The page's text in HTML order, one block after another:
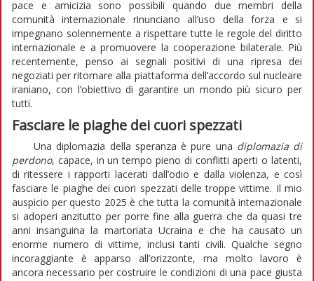
pace e amicizia sono possibili quando due membri della
comunità internazionale rinunciano all’uso della forza e si
impegnano solennemente a rispettare tutte le regole del diritto
internazionale e a promuovere la cooperazione bilaterale. Più
recentemente, penso ai segnali positivi di una ripresa dei
negoziati per ritornare alla piattaforma dell’accordo sul nucleare
iraniano, con l’obiettivo di garantire un mondo più sicuro per
tutti.
Fasciare le piaghe dei cuori spezzati
Una diplomazia della speranza è pure una diplomazia di
perdono, capace, in un tempo pieno di conflitti aperti o latenti,
di ritessere i rapporti lacerati dall’odio e dalla violenza, e così
fasciare le piaghe dei cuori spezzati delle troppe vittime. Il mio
auspicio per questo 2025 è che tutta la comunità internazionale
si adoperi anzitutto per porre fine alla guerra che da quasi tre
anni insanguina la martoriata Ucraina e che ha causato un
enorme numero di vittime, inclusi tanti civili. Qualche segno
incoraggiante è apparso all’orizzonte, ma molto lavoro è
ancora necessario per costruire le condizioni di una pace giusta